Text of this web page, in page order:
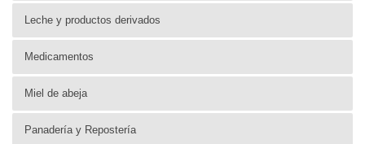
Leche y productos derivados
Medicamentos
Miel de abeja
Panadería y Repostería